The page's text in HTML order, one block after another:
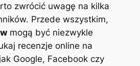
zwrócić uwagę na kilka
Przede wszystkim,
mogą być niezwykle
recenzje online na
Google, Facebook czy